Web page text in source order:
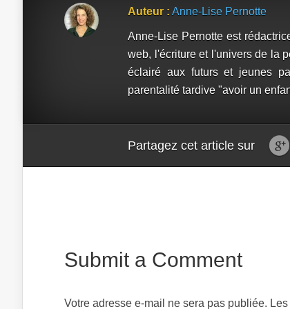
Auteur : Anne-Lise Pernotte
Anne-Lise Pernotte est
web, l'écriture et l'univers de la
éclairé aux futurs et jeunes
parentalité tardive "avoir un
Partagez cet article sur
Submit a Comment
Votre adresse e-mail ne sera pas publiée.